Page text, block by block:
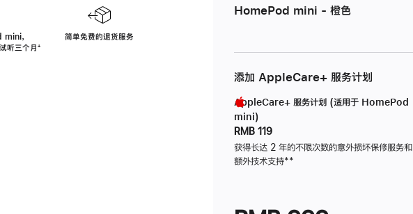
，
听三个月脚
⁺
简单免费的退货服务
HomePod mini - 橙色
添加 AppleCare+ 服务计划
AppleCare+ 服务计划 (适用于 HomePod
mini)
RMB 119
获得长达 2 年的不限次数的意外损坏保修服务和
额外技术支持脚
**